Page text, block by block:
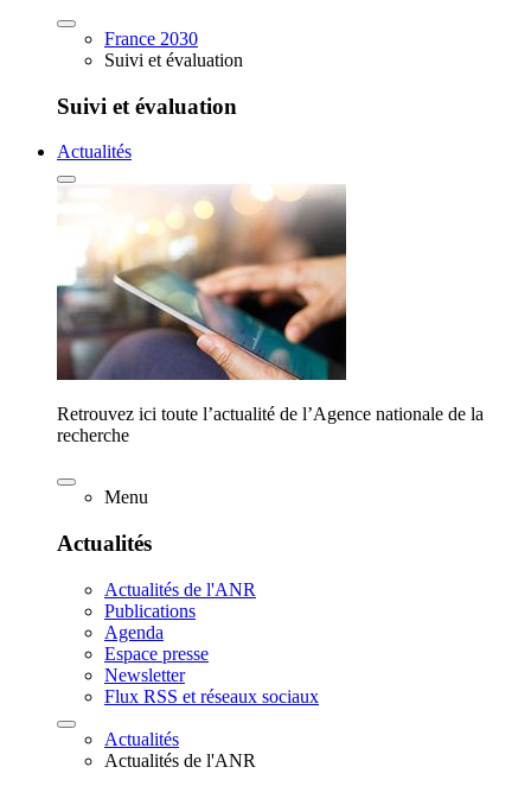
France 2030
Suivi et évaluation
Suivi et évaluation
Actualités
Retrouvez ici toute l’actualité de l’Agence nationale de la
recherche
Menu
Actualités
Actualités de l'ANR
Publications
Agenda
Espace presse
Newsletter
Flux RSS et réseaux sociaux
Actualités
Actualités de l'ANR